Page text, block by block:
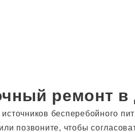
ремонт в
бесперебойного
позвоните, чтобы